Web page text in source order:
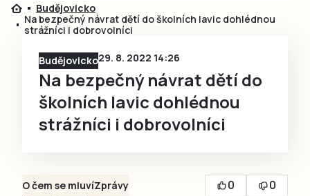
Přihlásit se přes Facebook
Budějovicko
Na bezpečný návrat dětí do školních lavic dohlédnou
strážníci i dobrovolníci
Budějovicko29. 8. 2022 14:26
Na bezpečný návrat dětí do
školních lavic dohlédnou
strážníci i dobrovolníci
O čem se mluvíZprávy 0
0